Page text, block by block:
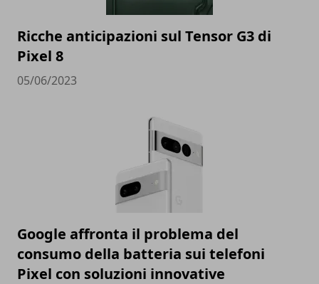
Ricche anticipazioni sul Tensor G3 di
Pixel 8
05/06/2023
Google affronta il problema del
consumo della batteria sui telefoni
Pixel con soluzioni innovative